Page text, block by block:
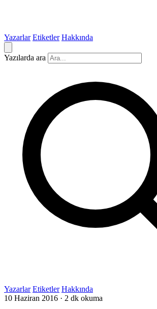
Yazarlar Etiketler Hakkında
Yazılarda ara
Yazarlar Etiketler Hakkında
10 Haziran 2016 · 2 dk okuma